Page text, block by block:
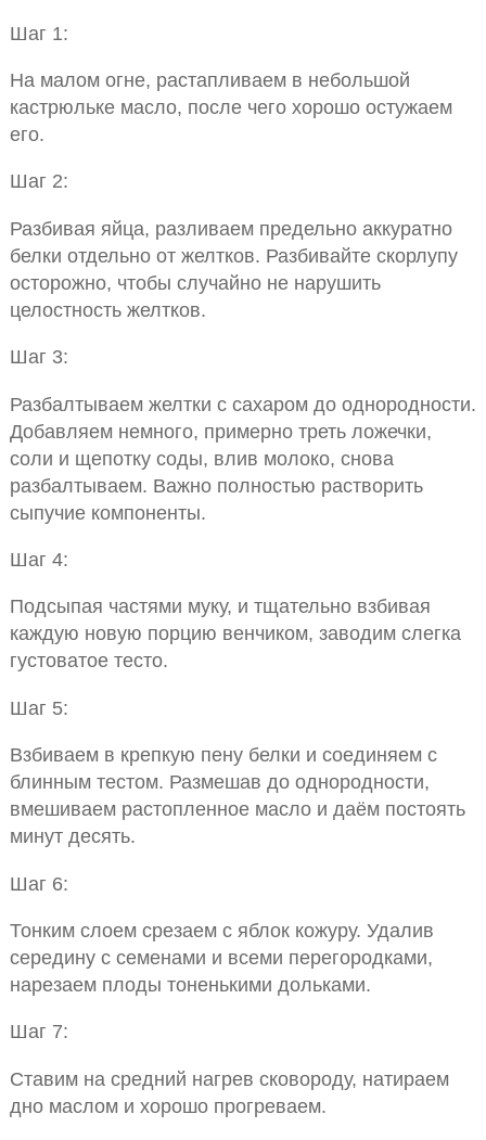
Шаг 1:
На малом огне, растапливаем в небольшой
кастрюльке масло, после чего хорошо остужаем
его.
Шаг 2:
Разбивая яйца, разливаем предельно аккуратно
белки отдельно от желтков. Разбивайте скорлупу
осторожно, чтобы случайно не нарушить
целостность желтков.
Шаг 3:
Разбалтываем желтки с сахаром до однородности.
Добавляем немного, примерно треть ложечки,
соли и щепотку соды, влив молоко, снова
разбалтываем. Важно полностью растворить
сыпучие компоненты.
Шаг 4:
Подсыпая частями муку, и тщательно взбивая
каждую новую порцию венчиком, заводим слегка
густоватое тесто.
Шаг 5:
Взбиваем в крепкую пену белки и соединяем с
блинным тестом. Размешав до однородности,
вмешиваем растопленное масло и даём постоять
минут десять.
Шаг 6:
Тонким слоем срезаем с яблок кожуру. Удалив
середину с семенами и всеми перегородками,
нарезаем плоды тоненькими дольками.
Шаг 7:
Ставим на средний нагрев сковороду, натираем
дно маслом и хорошо прогреваем.